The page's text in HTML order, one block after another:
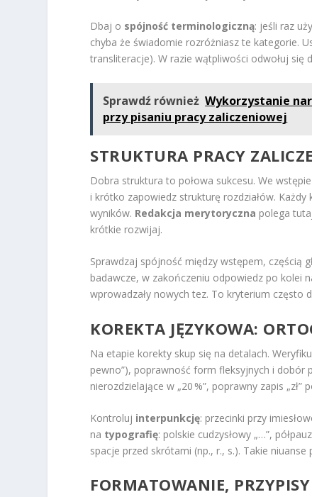
Dbaj o spójność terminologiczną: jeśli raz
chyba że świadomie rozróżniasz te kategorie.
transliteracje). W razie wątpliwości odwołuj się
Sprawdź również Wykorzystanie
przy pisaniu pracy zaliczeniowej
STRUKTURA PRACY
Dobra struktura to połowa sukcesu. We
i krótko zapowiedz strukturę rozdziałów.
wyników. Redakcja merytoryczna polega
krótkie rozwijaj.
Sprawdzaj spójność między wstępem, częścią
badawcze, w zakończeniu odpowiedz po kolei
wprowadzały nowych tez. To kryterium często
KOREKTA JĘZYKOWA:
Na etapie korekty skup się na detalach.
pewno”), poprawność form fleksyjnych i dobór
nierozdzielające w „20 %”, poprawny zapis „zł”
Kontroluj interpunkcję: przecinki przy
na typografię: polskie cudzysłowy „…”,
spacje przed skrótami (np., r., s.). Takie
FORMATOWANIE,